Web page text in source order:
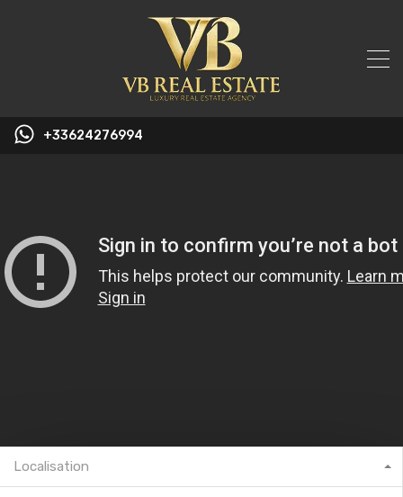
+33624276994
Localisation